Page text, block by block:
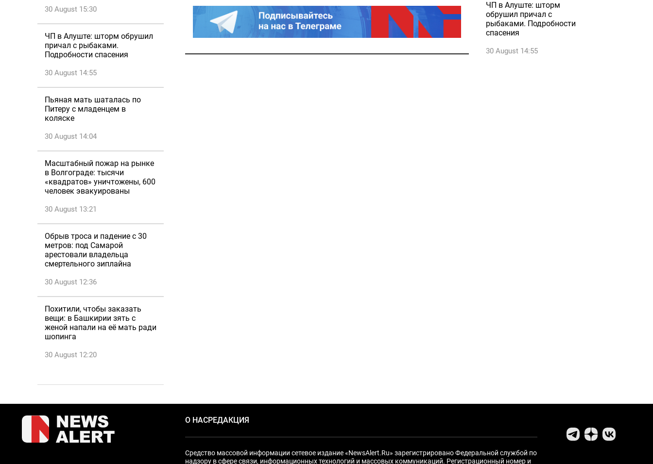
30 August 15:30
ЧП в Алуште: шторм обрушил
причал с рыбаками.
Подробности спасения
30 August 14:55
Пьяная мать шаталась по
Питеру с младенцем в
коляске
30 August 14:04
Масштабный пожар на рынке
в Волгограде: тысячи
«квадратов» уничтожены, 600
человек эвакуированы
30 August 13:21
Обрыв троса и падение с 30
метров: под Самарой
арестовали владельца
смертельного зиплайна
30 August 12:36
Похитили, чтобы заказать
вещи: в Башкирии зять с
женой напали на её мать ради
шопинга
30 August 12:20
ЧП в Алуште: шторм
обрушил причал с
рыбаками. Подробности
спасения
30 August 14:55
О НАСРЕДАКЦИЯ
Средство массовой информации сетевое издание «NewsAlert.Ru» зарегистрировано Федеральной службой по
надзору в сфере связи, информационных технологий и массовых коммуникаций. Регистрационный номер и